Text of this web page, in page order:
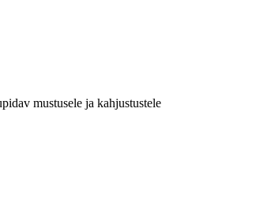
mustusele ja kahjustustele